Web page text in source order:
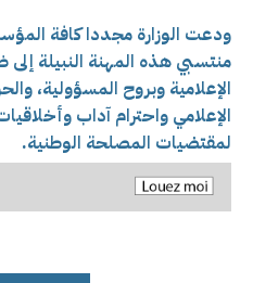
ودعت الوزارة مجددا كافة
منتسبي هذه المهنة النبيلة إلى
الإعلامية وبروح المسؤولية،
الإعلامي واحترام آداب
لمقتضيات المصلحة الوطنية.